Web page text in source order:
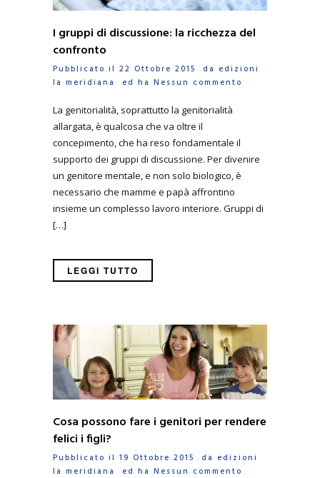
I gruppi di discussione: la ricchezza del
confronto
Pubblicato il 22 Ottobre 2015 da edizioni
la meridiana
ed ha Nessun commento
La genitorialità, soprattutto la genitorialità
allargata, è qualcosa che va oltre il
concepimento, che ha reso fondamentale il
supporto dei gruppi di discussione. Per divenire
un genitore mentale, e non solo biologico, è
necessario che mamme e papà affrontino
insieme un complesso lavoro interiore. Gruppi di
[…]
LEGGI TUTTO
Cosa possono fare i genitori per rendere
felici i figli?
Pubblicato il 19 Ottobre 2015 da edizioni
la meridiana
ed ha Nessun commento